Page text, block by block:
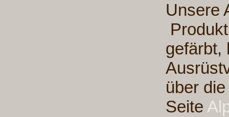
Unsere
gefärbt,
über
Seite